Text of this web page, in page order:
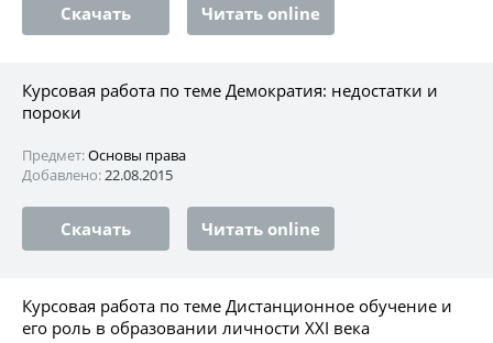
Скачать Читать online
Курсовая работа по теме Демократия: недостатки и
пороки
Предмет:Основы права
Добавлено:22.08.2015
Скачать Читать online
Курсовая работа по теме Дистанционное обучение и
его роль в образовании личности XXI века